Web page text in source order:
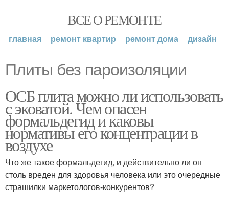
ВСЕ О РЕМОНТЕ
главная ремонт квартир ремонт дома дизайн
Плиты без пароизоляции
ОСБ плита можно ли использовать
с эковатой. Чем опасен
формальдегид и каковы
нормативы его концентрации в
воздухе
Что же такое формальдегид, и действительно ли он
столь вреден для здоровья человека или это очередные
страшилки маркетологов-конкурентов?